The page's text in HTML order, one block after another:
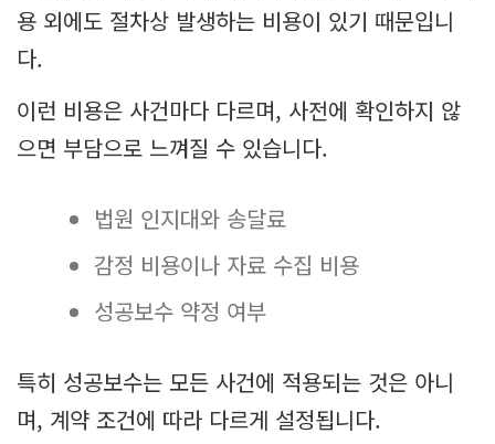
용 외에도 절차상 발생하는 비용이 있기 때문입니
다.
이런 비용은 사건마다 다르며, 사전에 확인하지 않
으면 부담으로 느껴질 수 있습니다.
법원 인지대와 송달료
감정 비용이나 자료 수집 비용
성공보수 약정 여부
특히 성공보수는 모든 사건에 적용되는 것은 아니
며, 계약 조건에 따라 다르게 설정됩니다.